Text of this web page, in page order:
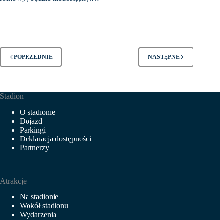
POPRZEDNIE NASTĘPNE
Stadion
O stadionie
Dojazd
Parkingi
Deklaracja dostępności
Partnerzy
Atrakcje
Na stadionie
Wokół stadionu
Wydarzenia